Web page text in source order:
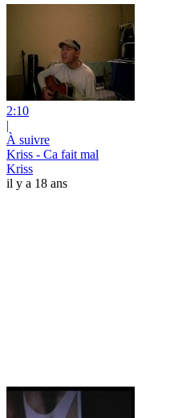
2:10
|
À suivre
Kriss - Ca fait mal
Kriss
il y a 18 ans